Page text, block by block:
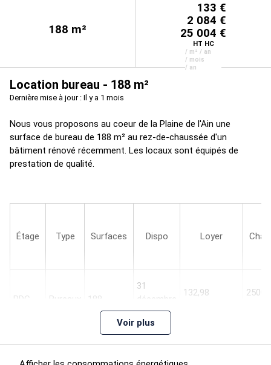
188 m²
133 €
2 084 €
25 004 €
HT HC
/ m² / an
/ mois
/ an
Location bureau - 188 m²
Dernière mise à jour : Il y a 1 mois
Nous vous proposons au coeur de la Plaine de l'Ain une
surface de bureau de 188 m² au rez-de-chaussée d'un
bâtiment rénové récemment. Les locaux sont équipés de
prestation de qualité.
Étage Type Surfaces Dispo Loyer
RDC Bureaux 188
31
décembre
2025
132,98
2500
Impôt Foncier : 23 €//an
Voir plus